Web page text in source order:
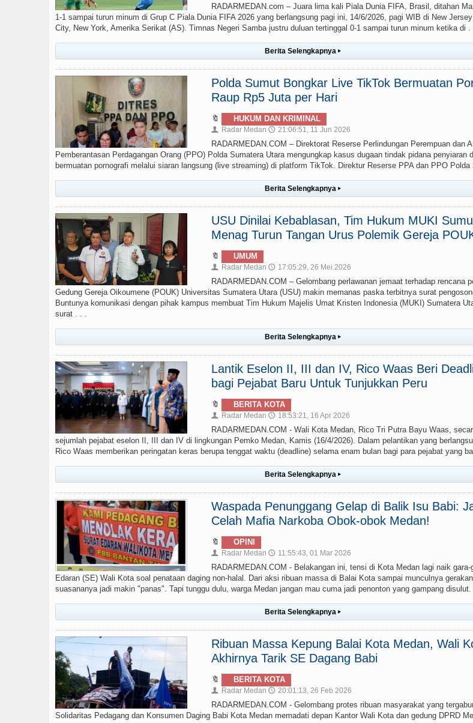
RADARMEDAN.com – Juara lima kali Piala Dunia FIFA, Brasil, ditahan
1-1 sampai turun minum di Grup C Piala Dunia FIFA 2026 yang berlangsung pagi ini, 14/6/2026, pagi WIB di New
City, New York, Amerika Serikat (AS). Timnas Negeri Samba justru duluan tertinggal 0-1 sampai turun minum ketika di .
Berita Selengkapnya ▸
Polda Sumut Bongkar Live TikTok Bermuatan
Raup Rp5 Juta per Hari
🔖 HUKUM DAN KRIMINAL
👤 Radar Medan 🕔 21:06:51, 11 Jun 2026
RADARMEDAN.COM – Direktorat Reserse Perlindungan Perempuan dan
Pemberantasan Perdagangan Orang (PPO) Polda Sumatera Utara mengungkap kasus dugaan tindak pidana penyiaran
bermuatan pornografi melalui siaran langsung (live streaming) di platform TikTok. Direktur Reserse PPA dan PPO
Berita Selengkapnya ▸
USU Dinilai Kebablasan, Tim Hukum MUKI
Menag Turun Tangan Urus Polemik Gereja
🔖 UMUM
👤 Radar Medan 🕔 17:05:29, 26 Mei 2026
RADARMEDAN.COM – Gelombang perlawanan jemaat terhadap rencana
Gedung Gereja Oikoumene (POUK) Universitas Sumatera Utara (USU) makin memanas paska terbitnya surat
Buntunya komunikasi dengan pihak kampus membuat Tim Hukum Majelis Umat Kristen Indonesia (MUKI) Sumatera
surat . . .
Berita Selengkapnya ▸
Lantik Eselon II, III dan IV, Rico Waas Beri
bagi Pejabat Baru Untuk Tunjukkan Peru
🔖 BERITA KOTA
👤 Radar Medan 🕔 18:53:21, 16 Apr 2026
RADARMEDAN.COM - Wali Kota Medan, Rico Tri Putra Bayu Waas,
sejumlah pejabat eselon II, III dan IV di lingkungan Pemko Medan, Kamis (16/4/2026). Dalam pelantikan yang
Rico Waas memberikan peringatan keras berupa tenggat waktu (deadline) selama enam bulan bagi para pejabat yang
Berita Selengkapnya ▸
Waspada Penunggang Gelap di Balik Isu Babi:
Celah Mafia Narkoba Obok-obok Medan!
🔖 OPINI
👤 Radar Medan 🕔 11:55:43, 01 Mar 2026
RADARMEDAN.COM - Belakangan ini, tensi di Kota Medan lagi naik
Edaran (SE) Wali Kota soal penataan daging non-halal. Dari aksi ribuan massa di Balai Kota sampai munculnya
suasananya jadi makin "panas". Tapi tunggu dulu, warga Medan jangan mau cuma jadi penonton yang gampang
Berita Selengkapnya ▸
Ribuan Massa Kepung Balai Kota Medan, Wali
Akhirnya Tarik SE Dagang Babi
🔖 BERITA KOTA
👤 Radar Medan 🕔 20:01:13, 26 Feb 2026
RADARMEDAN.COM - Gelombang protes ribuan masyarakat yang
Solidaritas Pedagang dan Konsumen Daging Babi Kota Medan memadati depan Kantor Wali Kota dan gedung DPRD